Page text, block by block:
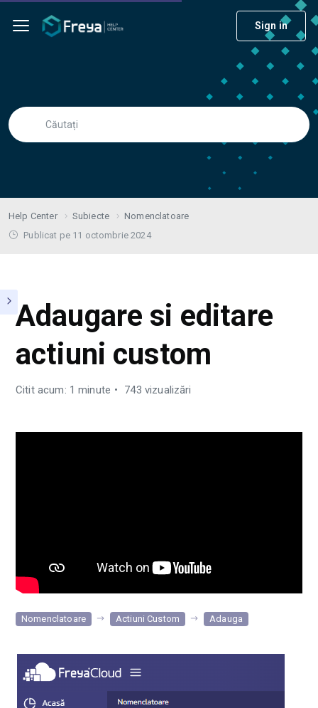
Sign in
Help Center Subiecte
Nomenclatoare
Publicat pe 11 octombrie 2024
Adaugare si editare
actiuni custom
Citit acum: 1 minute 743 vizualizări
Nomenclatoare Actiuni Custom Adauga